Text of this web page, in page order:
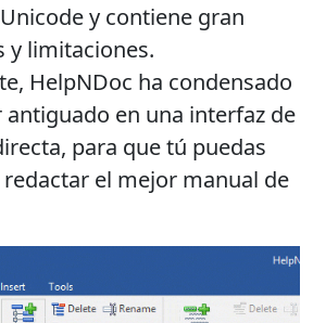
y contiene gran
y limitaciones.
HelpNDoc ha condensado
en una interfaz de
para que tú puedas
el mejor manual de